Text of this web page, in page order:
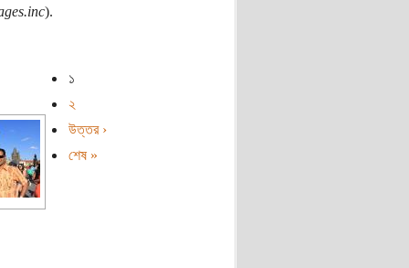
).
১
২
উত্তর ›
শেষ »